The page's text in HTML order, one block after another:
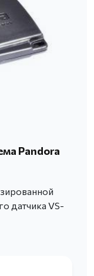
Pandora
датчика VS-